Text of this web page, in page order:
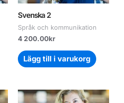
Svenska 2
Språk och kommunikation
4 200.00kr
Lägg till i varukorg